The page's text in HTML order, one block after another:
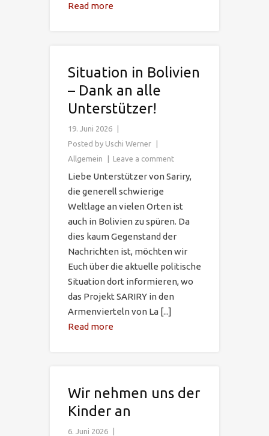
Read more
Situation in Bolivien
– Dank an alle
Unterstützer!
19. Juni 2026
Posted by Uschi Werner
Allgemein
Leave a comment
Liebe Unterstützer von Sariry,
die generell schwierige
Weltlage an vielen Orten ist
auch in Bolivien zu spüren. Da
dies kaum Gegenstand der
Nachrichten ist, möchten wir
Euch über die aktuelle politische
Situation dort informieren, wo
das Projekt SARIRY in den
Armenvierteln von La [...]
Read more
Wir nehmen uns der
Kinder an
6. Juni 2026